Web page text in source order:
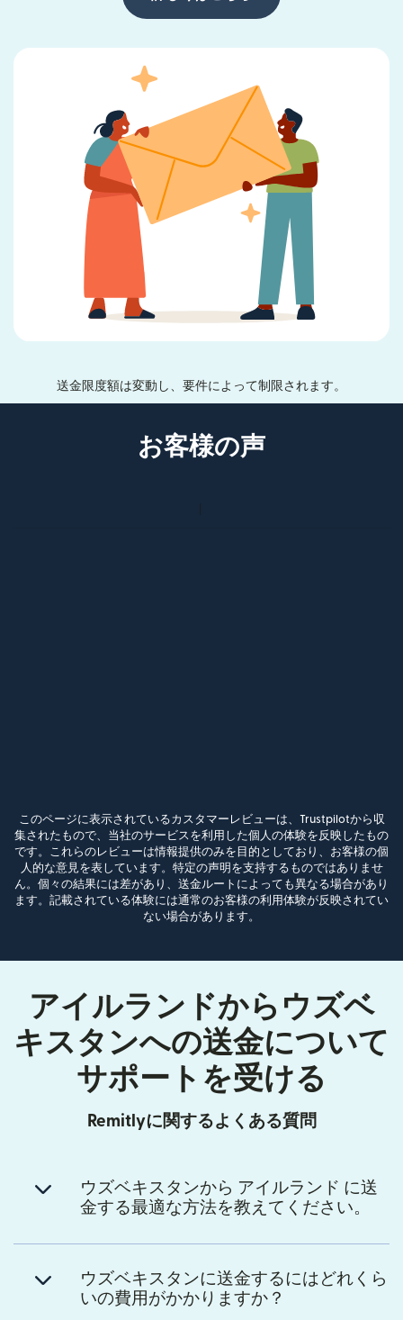
送金限度額は変動し、要件によって制限されます。
お客様の声
このページに表示されているカスタマーレビューは、Trustpilotから収
集されたもので、当社のサービスを利用した個人の体験を反映したもの
です。これらのレビューは情報提供のみを目的としており、お客様の個
人的な意見を表しています。特定の声明を支持するものではありませ
ん。個々の結果には差があり、送金ルートによっても異なる場合があり
ます。記載されている体験には通常のお客様の利用体験が反映されてい
ない場合があります。
アイルランドからウズベ
キスタンへの送金について
サポートを受ける
Remitlyに関するよくある質問
ウズベキスタンから アイルランド に送
金する最適な方法を教えてください。
ウズベキスタンに送金するにはどれくら
いの費用がかかりますか？